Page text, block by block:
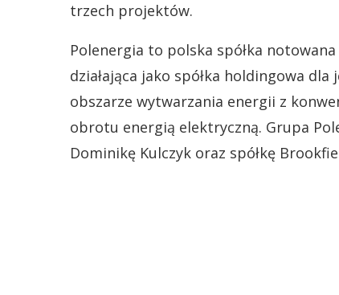
trzech projektów.
Polenergia to polska spółka
działająca jako spółka holdingowa dla
obszarze wytwarzania energii z
obrotu energią elektryczną. Grupa
Dominikę Kulczyk oraz spółkę